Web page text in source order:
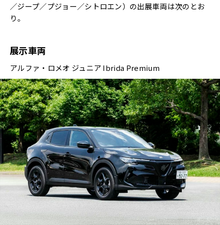
／ジープ／プジョー／シトロエン）の出展車両は次のとお
り。
展示車両
アルファ・ロメオ ジュニア Ibrida Premium